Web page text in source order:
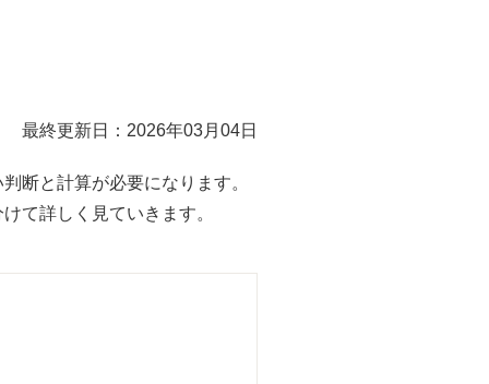
最終更新日：2026年03月04日
断と計算が必要になります。
て詳しく見ていきます。